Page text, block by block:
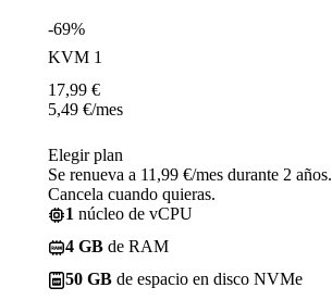
-69%
KVM 1
17,99 €
5,49 €/mes
Elegir plan
Se renueva a 11,99 €/mes durante 2 años.
Cancela cuando quieras.
1 núcleo de vCPU
4 GB de RAM
50 GB de espacio en disco NVMe